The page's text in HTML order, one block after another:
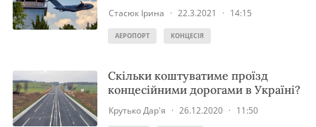
Стасюк Ірина · 22.3.2021 · 14:15
АЕРОПОРТ КОНЦЕСІЯ
Скільки коштуватиме проїзд
концесійними дорогами в Україні?
Крутько Дар'я · 26.12.2020 · 11:50